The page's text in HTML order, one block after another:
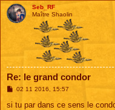
Seb_RF
Maître Shaolin
Re: le grand condor
M
s
02 11 2016, 15:57
si tu par dans ce sens le